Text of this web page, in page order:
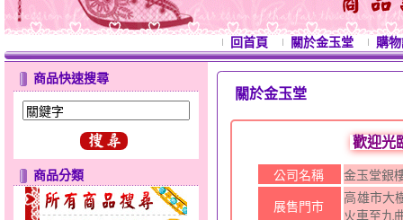
回首頁 關於金玉堂 購
商品快速搜尋
商品分類
關於金玉堂
歡迎光
公司名稱 金玉堂銀
展售門市
高雄市大
火車至九